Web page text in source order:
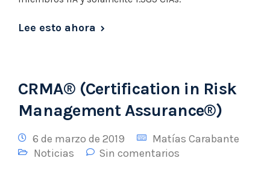
Lee esto ahora
CRMA® (Certification in Risk
Management Assurance®)
6 de marzo de 2019
Matías Carabante
Noticias
Sin comentarios